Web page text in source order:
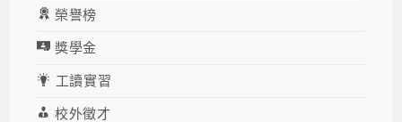
榮譽榜
獎學金
工讀實習
校外徵才